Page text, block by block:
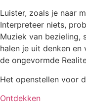
Luister, zoals je naar
Interpreteer niets,
Muziek van bezieling,
halen je uit denken en
de ongevormde
Het openstellen voor
Ontdekken